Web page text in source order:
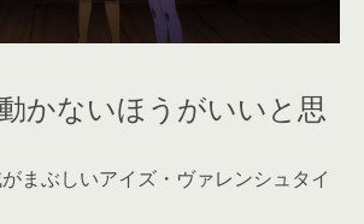
かないほうがいいと思
まぶしいアイズ・ヴァレンシュタイ